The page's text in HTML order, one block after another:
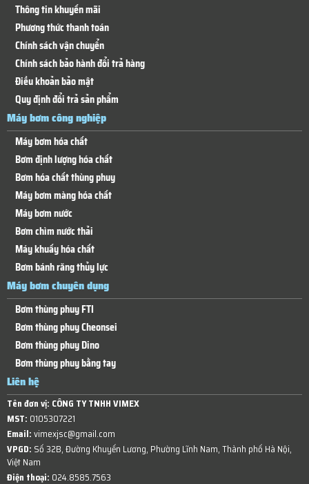
Thông tin khuyến mãi
Phương thức thanh toán
Chính sách vận chuyển
Chính sách bảo hành đổi trả hàng
Điều khoản bảo mật
Quy định đổi trả sản phẩm
Máy bơm công nghiệp
Máy bơm hóa chất
Bơm định lượng hóa chất
Bơm hóa chất thùng phuy
Máy bơm màng hóa chất
Máy bơm nước
Bơm chìm nước thải
Máy khuấy hóa chất
Bơm bánh răng thủy lực
Máy bơm chuyên dụng
Bơm thùng phuy FTI
Bơm thùng phuy Cheonsei
Bơm thùng phuy Dino
Bơm thùng phuy bằng tay
Liên hệ
Tên đơn vị: CÔNG TY TNHH VIMEX
MST: 0105307221
Email:vimexjsc@gmail.com
VPGD: Số 32B, Đường Khuyến Lương, Phường Lĩnh Nam, Thành phố Hà Nội,
Việt Nam
Điện thoại: 024.8585.7563